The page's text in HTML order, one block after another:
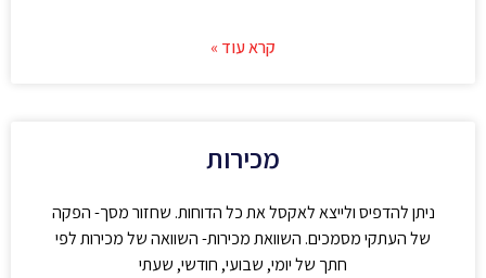
קרא עוד »
מכירות
ניתן להדפיס ולייצא לאקסל את כל הדוחות. שחזור מסך- הפקה
של העתקי מסמכים. השוואת מכירות- השוואה של מכירות לפי
חתך של יומי, שבועי, חודשי, שעתי